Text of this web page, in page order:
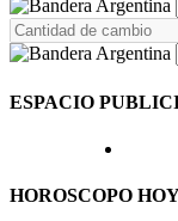
ESPACIO
HOROSCOPO